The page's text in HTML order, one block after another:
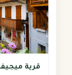
قرية